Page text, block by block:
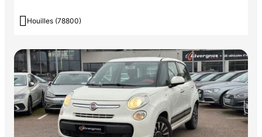
 Houilles (78800)